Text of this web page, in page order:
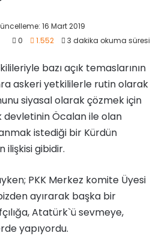
16 Mart 2019
0
1.552 3 dakika okuma süresi
bazı açık temaslarının
askeri yetkililerle rutin olarak
siyasal olarak çözmek için
devletinin Öcalan ile olan
istediği bir Kürdün
ilişkisi gibidir.
PKK Merkez komite Üyesi
ayırarak başka bir
Atatürk`ü sevmeye,
yapıyordu.